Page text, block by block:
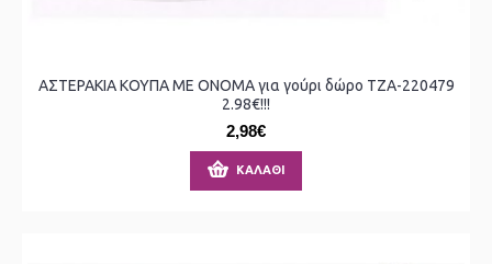
ΑΣΤΕΡΑΚΙΑ ΚΟΥΠΑ ΜΕ ΟΝΟΜΑ για γούρι δώρο ΤΖΑ-220479
2.98€!!!
2,98€
ΚΑΛΆΘΙ